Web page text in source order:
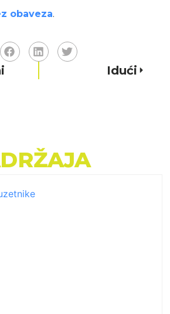
obaveza.
Idući